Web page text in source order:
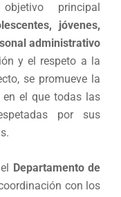
principal
jóvenes,
administrativo
y el respeto a la
se promueve la
el que todas las
por sus
Departamento de
con los